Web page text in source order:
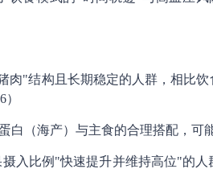
肉"结构且长期稳定的人群，相比
）
（海产）与主食的合理搭配，可
入比例"快速提升并维持高位"的人